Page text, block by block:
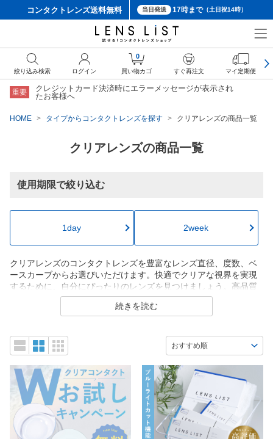
コンタクトレンズ送料無料 当日発送 17時まで（土日祝14時）
重要
クレジットカード決済時にエラーメッセージが表示され
たお客様へ
HOME タイプからコンタクトレンズを探す クリアレンズの商品一覧
クリアレンズの商品一覧
使用期限で絞り込む
1day 2week
クリアレンズのコンタクトレンズを豊富なレンズ直径、度数、ベ
ースカーブからお選びいただけます。快適でクリアな視界を実現
するために、自分にぴったりのレンズを見つけましょう。高品質
な製品を取り揃えており、どなたにも満足していただけるライン
続きを読む
絞り込み検索 ログイン
0
買い物カゴ すぐ再注文 マイ定期便